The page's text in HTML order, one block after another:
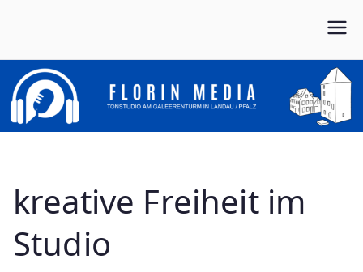
springen
FLORIN MEDIA
Von Anfang bis Ende dein Partner im Musikbusiness
kreative Freiheit im
Studio